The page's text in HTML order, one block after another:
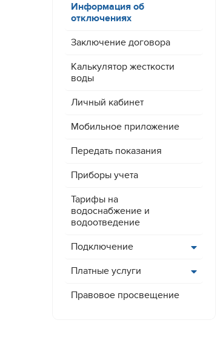
Информация об
отключениях
Заключение договора
Калькулятор жесткости
воды
Личный кабинет
Мобильное приложение
Передать показания
Приборы учета
Тарифы на
водоснабжение и
водоотведение
Подключение
Платные услуги
Правовое просвещение